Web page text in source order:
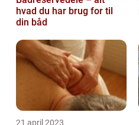
hvad du har brug for til
din båd
21 april 2023